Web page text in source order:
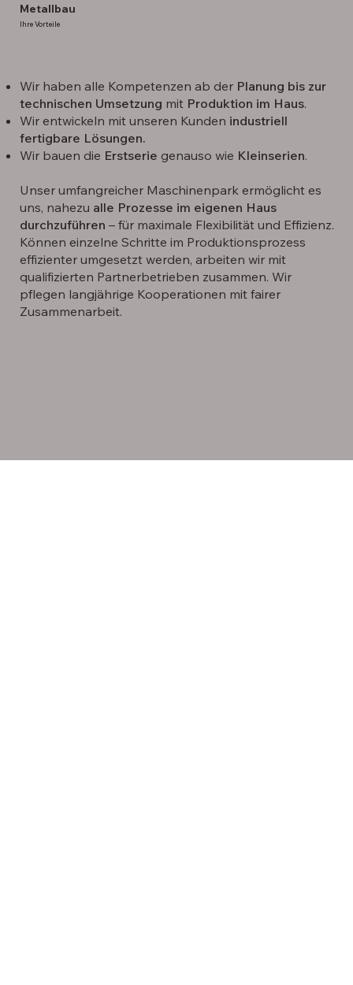
Metallbau
Ihre Vorteile
Wir haben alle Kompetenzen ab der Planung bis zur
technischen Umsetzung mit Produktion im Haus.
Wir entwickeln mit unseren Kunden industriell
fertigbare Lösungen.
Wir bauen die Erstserie genauso wie Kleinserien.
Unser umfangreicher Maschinenpark ermöglicht es
uns, nahezu alle Prozesse im eigenen Haus
durchzuführen – für maximale Flexibilität und Effizienz.
Können einzelne Schritte im Produktionsprozess
effizienter umgesetzt werden, arbeiten wir mit
qualifizierten Partnerbetrieben zusammen. Wir
pflegen langjährige Kooperationen mit fairer
Zusammenarbeit.